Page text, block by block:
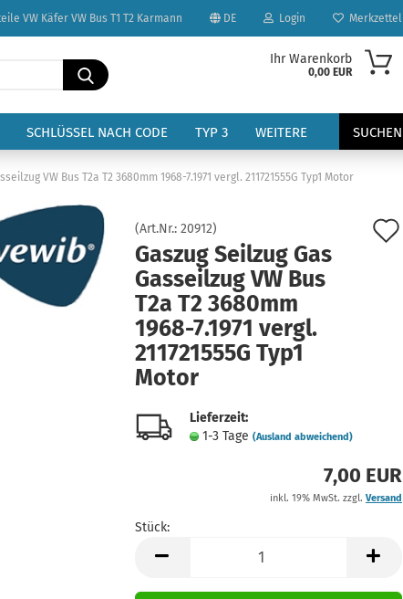
VW Käfer VW Bus T1 T2 Karmann DE
Sprache auswählen
Lieferland
Login
Konto erstellen
Passwort vergessen?
Merkzettel
Suche...
Ihr Warenkorb
0,00 EUR
SCHLÜSSEL NACH CODE TYP 3 SUCHEN
WEITERE
VW Bus T2a T2 3680mm 1968-7.1971 vergl. 211721555G Typ1 Motor
(Art.Nr.: 20912)
Gaszug Seilzug Gas
Gasseilzug VW Bus
T2a T2 3680mm
1968-7.1971 vergl.
211721555G Typ1
Motor
Lieferzeit:
1-3 Tage (Ausland abweichend)
7,00 EUR
inkl. 19% MwSt. zzgl. Versand
Stück:
Stück